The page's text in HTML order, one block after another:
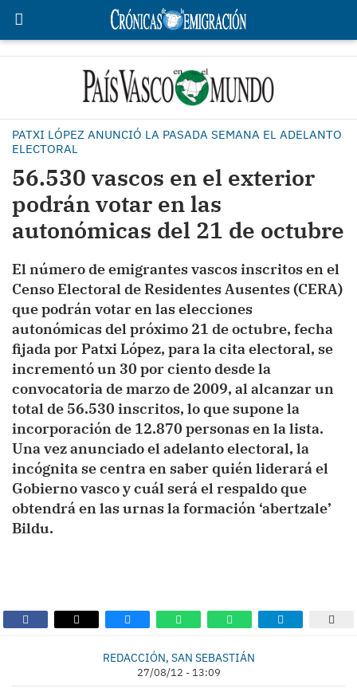
PATXI LÓPEZ ANUNCIÓ LA PASADA SEMANA EL ADELANTO
ELECTORAL
56.530 vascos en el exterior
podrán votar en las
autonómicas del 21 de octubre
El número de emigrantes vascos inscritos en el
Censo Electoral de Residentes Ausentes (CERA)
que podrán votar en las elecciones
autonómicas del próximo 21 de octubre, fecha
fijada por Patxi López, para la cita electoral, se
incrementó un 30 por ciento desde la
convocatoria de marzo de 2009, al alcanzar un
total de 56.530 inscritos, lo que supone la
incorporación de 12.870 personas en la lista.
Una vez anunciado el adelanto electoral, la
incógnita se centra en saber quién liderará el
Gobierno vasco y cuál será el respaldo que
obtendrá en las urnas la formación ‘abertzale’
Bildu.
REDACCIÓN, SAN SEBASTIÁN
27/08/12 - 13:09